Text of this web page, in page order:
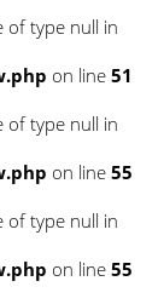
of type null in
on line 51
of type null in
on line 55
of type null in
on line 55